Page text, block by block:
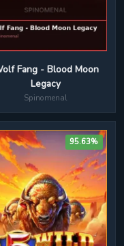
Fang - Blood Moon
Legacy
Spinomenal
95.63%